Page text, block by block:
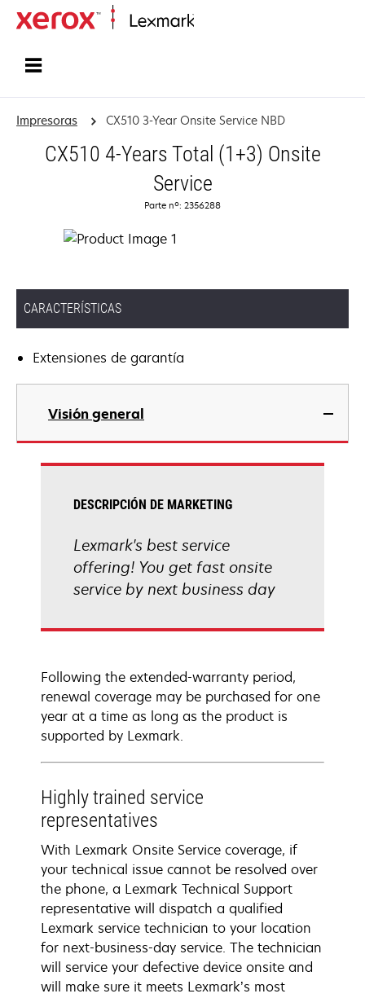
Impresoras CX510 3-Year Onsite Service NBD
CX510 4-Years Total (1+3) Onsite
Service
Parte nº: 2356288
CARACTERÍSTICAS
Extensiones de garantía
Visión general
DESCRIPCIÓN DE MARKETING
Lexmark's best service
offering! You get fast onsite
service by next business day
Following the extended-warranty period,
renewal coverage may be purchased for one
year at a time as long as the product is
supported by Lexmark.
Highly trained service
representatives
With Lexmark Onsite Service coverage, if
your technical issue cannot be resolved over
the phone, a Lexmark Technical Support
representative will dispatch a qualified
Lexmark service technician to your location
for next-business-day service. The technician
will service your defective device onsite and
will make sure it meets Lexmark’s most